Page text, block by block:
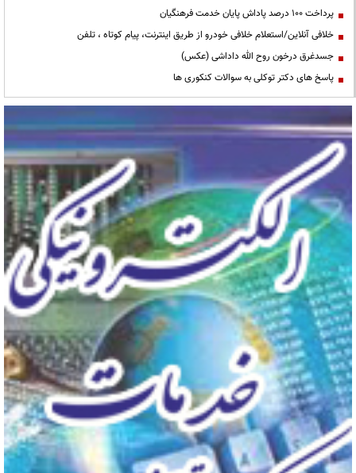
پرداخت ۱۰۰ درصد پاداش پایان خدمت فرهنگیان
خلافی آنلاین/استعلام خلافی خودرو از طریق اینترنت، پیام کوتاه ، تلفن
جسدغرق درخون روح الله داداشی (عکس)
پاسخ های دکتر توکلی به سوالات کنکوری ها